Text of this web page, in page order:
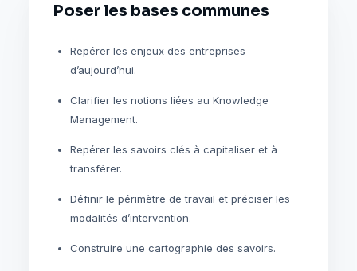
Poser les bases communes
Repérer les enjeux des entreprises
d’aujourd’hui.
Clarifier les notions liées au Knowledge
Management.
Repérer les savoirs clés à capitaliser et à
transférer.
Définir le périmètre de travail et préciser les
modalités d’intervention.
Construire une cartographie des savoirs.